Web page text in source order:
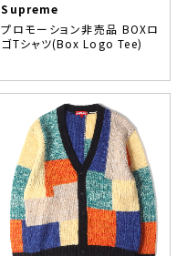
Supreme
プロモーション非売品 BOXロ
ゴTシャツ(Box Logo Tee)